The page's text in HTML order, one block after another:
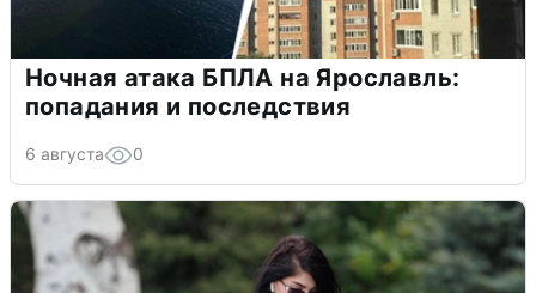
Ночная атака БПЛА на Ярославль:
попадания и последствия
6 августа 0